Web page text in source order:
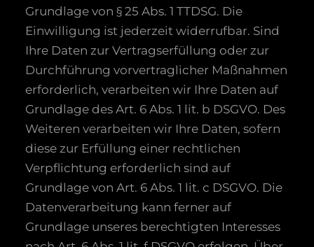
Grundlage von § 25 Abs. 1 TTDSG. Die
Einwilligung ist jederzeit widerrufbar. Sind
Ihre Daten zur Vertragserfüllung oder zur
Durchführung vorvertraglicher Maßnahmen
erforderlich, verarbeiten wir Ihre Daten auf
Grundlage des Art. 6 Abs. 1 lit. b DSGVO. Des
Weiteren verarbeiten wir Ihre Daten, sofern
diese zur Erfüllung einer rechtlichen
Verpflichtung erforderlich sind auf
Grundlage von Art. 6 Abs. 1 lit. c DSGVO. Die
Datenverarbeitung kann ferner auf
Grundlage unseres berechtigten Interesses